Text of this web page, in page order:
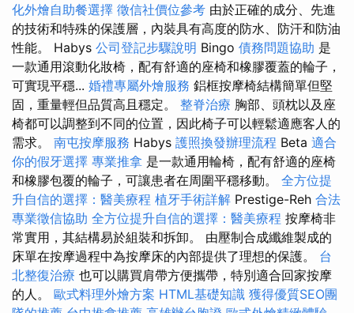
化外燴自助餐選擇 徵信社價位參考 由於正確的成分、先進
的技術和特殊的保護層，內裝具有高度的防水、防汗和防油
性能。 Habys 公司登記步驟說明 Bingo 債務問題協助 是
一款通用滾動化妝椅，配有舒適的座椅和橡膠覆蓋的輪子，
可實現平穩... 婚禮專屬外燴服務 鋁框按摩椅結構簡單但堅
固，重量輕但品質高且穩定。 整脊治療 胸部、頭枕以及座
椅都可以調整到不同的位置，因此椅子可以輕鬆適應客人的
需求。 南屯按摩服務 Habys 護照換發辦理流程 Beta 適合
你的假牙選擇 專業推拿 是一款通用輪椅，配有舒適的座椅
和橡膠包覆的輪子，可讓患者在周圍平穩移動。 全方位提
升自信的選擇：醫美療程 植牙手術詳解 Prestige-Reh 合法
專業徵信協助 全方位提升自信的選擇：醫美療程 按摩椅非
常實用，其結構易於組裝和拆卸。 由壓制合成纖維製成的
床單在按摩過程中為按摩床的內部提供了理想的保護。 台
北整復治療 也可以購買肩帶方便攜帶，特別適合回家按摩
的人。 歐式料理外燴方案 HTML基礎知識 獲得優質SEO團